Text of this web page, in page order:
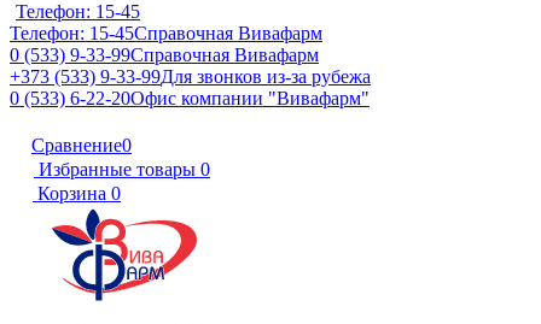
Телефон: 15-45
Телефон: 15-45Справочная Вивафарм
0 (533) 9-33-99Справочная Вивафарм
+373 (533) 9-33-99Для звонков из-за рубежа
0 (533) 6-22-20Офис компании "Вивафарм"
Сравнение0
Избранные товары 0
Корзина 0